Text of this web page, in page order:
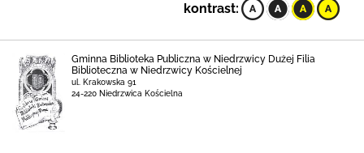
kontrast:
Gminna Biblioteka Publiczna w Niedrzwicy Dużej Filia
Biblioteczna w Niedrzwicy Kościelnej
ul. Krakowska 91
24-220 Niedrzwica Kościelna